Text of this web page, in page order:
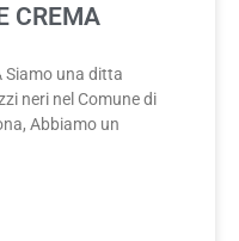
CREMA
Siamo una ditta
neri nel Comune di
Abbiamo un